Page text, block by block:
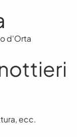
d'Orta
ecc.